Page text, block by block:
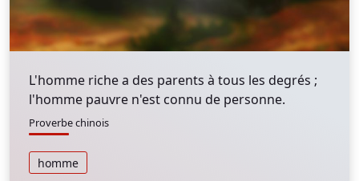
L'homme riche a des parents à tous les degrés ;
l'homme pauvre n'est connu de personne.
Proverbe chinois
homme